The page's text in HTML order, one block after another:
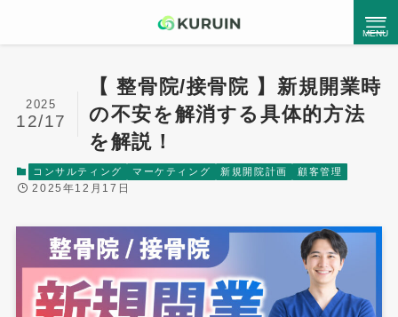
●Kuruinとは
Service List
コンサルティングサービス
ホームページ制作
MEO対策支援
チラシ・パンフレット制作
【 整骨院/接骨院 】新規開業時
の不安を解消する具体的方法
を解説！
2025
12/17
コンサルティング マーケティング 新規開院計画 顧客管理
2025年12月17日